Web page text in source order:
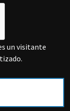
un visitante